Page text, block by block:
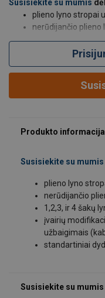
Susisiekite su mumis
plieno lyno stropai
nerūdijančio plieno
1,2,3, ir 4 šakų
įvairių modifikacijų
Susisiekite su mumis
plieno lyno
nerūdijančio
1,2,3, ir 4 šakų
įvairių
užbaigimais
standartiniai
Parašykite
Plieno lyno
CBR 02-001